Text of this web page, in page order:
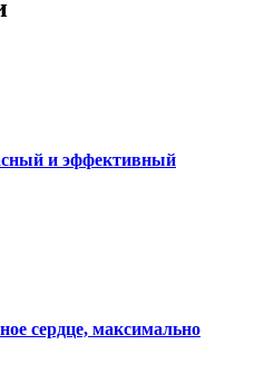
и эффективный
сердце, максимально